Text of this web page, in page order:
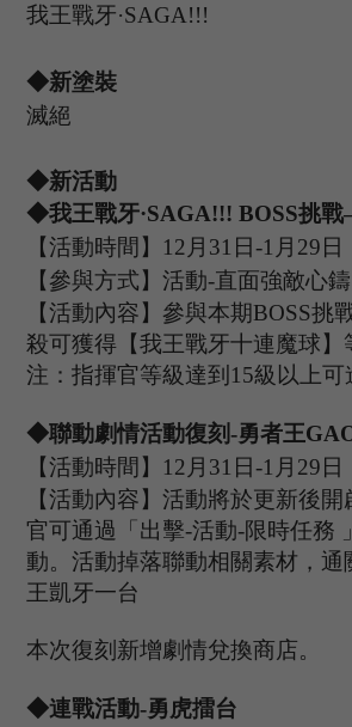
我王戰牙·SAGA!!!
◆新塗裝
滅絕
◆新活動
◆我王戰牙·SAGA!!!BOSS挑戰
【活動時間】 12 月 31 日-1 月 29日
【參與方式】 活動-直面強敵心
【活動內容】參與本期BOSS挑
殺可獲得【我王戰牙十連魔球】
注：指揮官等級達到 15級以上可
◆聯動劇情活動復刻-勇者王
【活動時間】 12 月 31 日-1 月 29日
【活動內容】活動將於更新後
官可通過「出擊-活動-限時任務 」
動。 活動掉落聯動相關素材，通
王凱牙一台
本次復刻新增劇情兌換商店。
◆連戰活動-勇虎擂台